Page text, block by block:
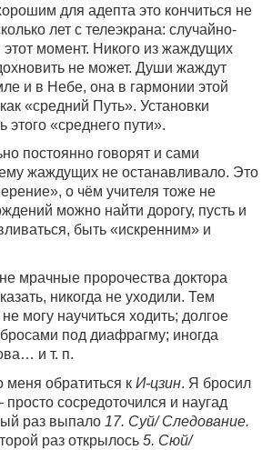
для адепта это кончиться не
лет с телеэкрана: случайно-
этот момент. Никого из жаждущих
не может. Души жаждут
и в Небе, она в гармонии этой
«средний Путь». Установки
«среднего пути».
постоянно говорят и сами
жаждущих не останавливало. Это
о чём учителя тоже не
можно найти дорогу, пусть и
быть «искренним» и
мрачные пророчества доктора
никогда не уходили. Тем
могу научиться ходить; долгое
под диафрагму; иногда
и т. п.
меня обратиться к И-цзин. Я бросил
сосредоточился и наугад
раз выпало 17. Суй/ Следование.
раз открылось 5. Сюй/